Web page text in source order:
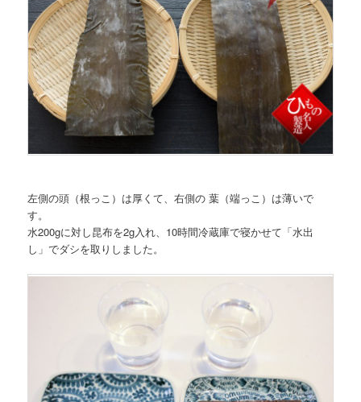
左側の頭（根っこ）は厚くて、右側の 葉（端っこ）は薄いで
す。
水200gに対し昆布を2g入れ、10時間冷蔵庫で寝かせて「水出
し」でダシを取りしました。